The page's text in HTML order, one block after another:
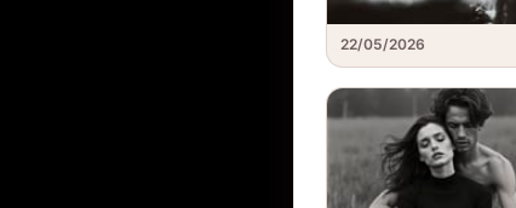
22/05/2026